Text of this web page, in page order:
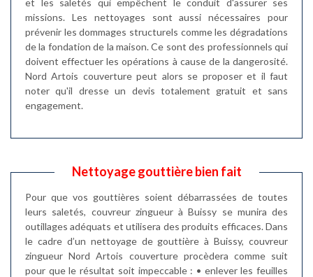
missions. Les nettoyages sont aussi nécessaires pour
prévenir les dommages structurels comme les dégradations
de la fondation de la maison. Ce sont des professionnels qui
doivent effectuer les opérations à cause de la dangerosité.
Nord Artois couverture peut alors se proposer et il faut
noter qu'il dresse un devis totalement gratuit et sans
engagement.
Nettoyage gouttière bien fait
Pour que vos gouttières soient débarrassées de toutes
leurs saletés, couvreur zingueur à Buissy se munira des
outillages adéquats et utilisera des produits efficaces. Dans
le cadre d’un nettoyage de gouttière à Buissy, couvreur
zingueur Nord Artois couverture procèdera comme suit
pour que le résultat soit impeccable : • enlever les feuilles